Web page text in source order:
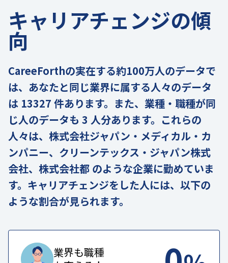
キャリアチェンジの傾
向
CareeForthの実在する約100万人のデータで
は、あなたと同じ業界に属する人々のデータ
は 13327 件あります。また、業種・職種が同
じ人のデータも 3 人分あります。これらの
人々は、株式会社ジャパン・メディカル・カ
ンパニー、クリーンテックス・ジャパン株式
会社、株式会社都 のような企業に勤めていま
す。キャリアチェンジをした人には、以下の
ような割合が見られます。
業界も職種